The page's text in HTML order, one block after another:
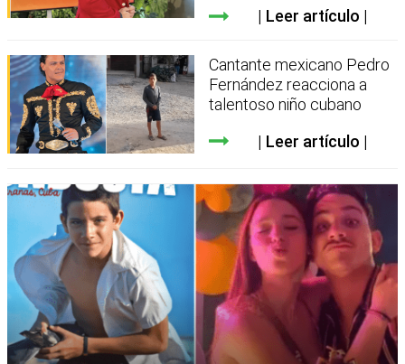
Leer artículo
Cantante mexicano Pedro
Fernández reacciona a
talentoso niño cubano
Leer artículo